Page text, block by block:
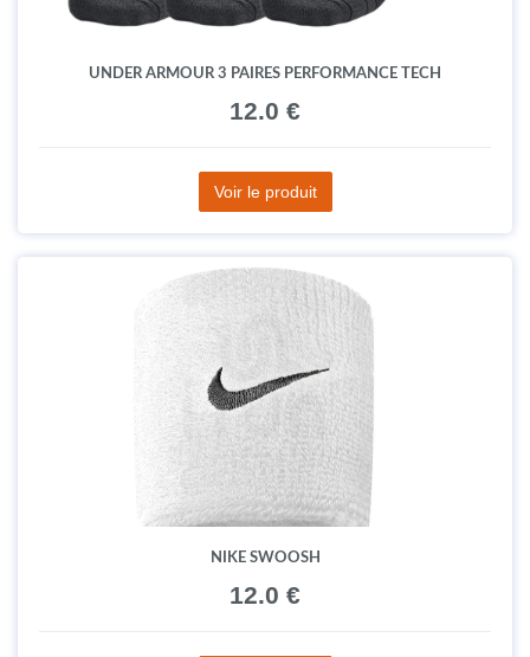
UNDER ARMOUR 3 PAIRES PERFORMANCE TECH
12.0 €
Voir le produit
NIKE SWOOSH
12.0 €